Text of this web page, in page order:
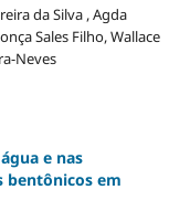
da Silva , Agda
Sales Filho, Wallace
Neves
e nas
bentônicos em